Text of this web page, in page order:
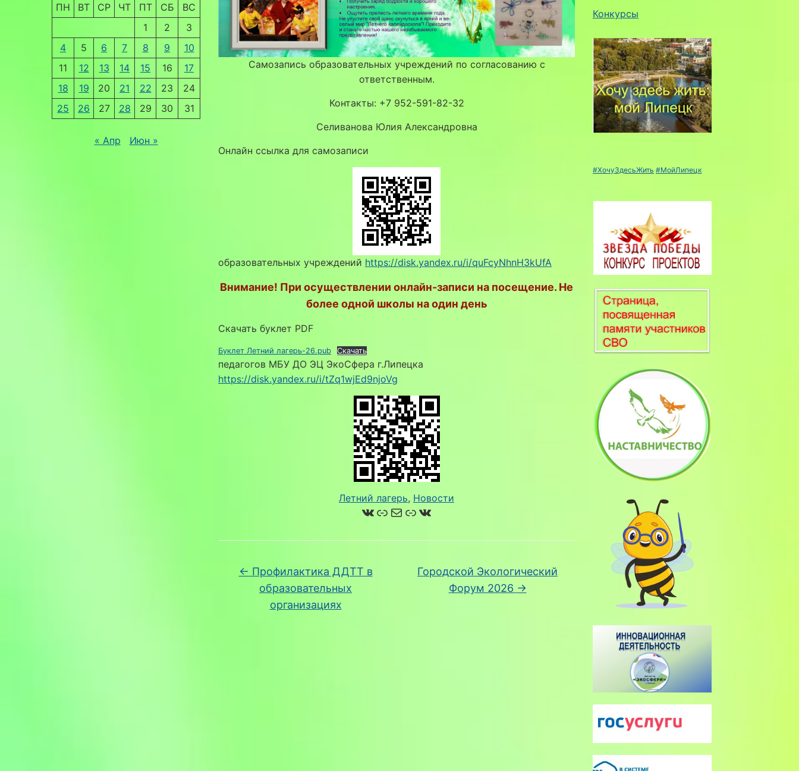
ПН ВТ СР ЧТ ПТ СБ
ВС
1
2
3
4
5 6 7 8 9
10
11
12 13 14 15 16
17
18
19 20 21 22 23
24
25
26 27 28 29 30 31
« Апр Июн »
Самозапись образовательных учреждений по согласованию с
ответственным.
Контакты: +7 952-591-82-32
Селиванова Юлия Александровна
Онлайн ссылка для самозаписи
образовательных учреждений https://disk.yandex.ru/i/quFcyNhnH3kUfA
Внимание! При осуществлении онлайн-записи на посещение. Не
более одной школы на один день
Скачать буклет PDF
Буклет Летний лагерь-26.pub Скачать
педагогов МБУ ДО ЭЦ ЭкоСфера г.Липецка
https://disk.yandex.ru/i/tZq1wjEd9njoVg
Летний лагерь, Новости
ВКонтакте
Ссылка
Почта
Ссылка
ВКонтакте
← Профилактика ДДТТ в
образовательных
организациях
Городской Экологический
Форум 2026 →
Конкурсы
#ХочуЗдесьЖить #МойЛипецк